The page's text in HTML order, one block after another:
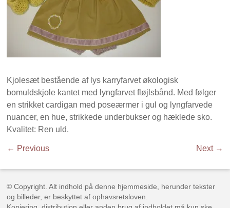
Kjolesæt bestående af lys karryfarvet økologisk
bomuldskjole kantet med lyngfarvet fløjlsbånd. Med følger
en strikket cardigan med poseærmer i gul og lyngfarvede
nuancer, en hue, strikkede underbukser og hæklede sko.
Kvalitet: Ren uld.
← Previous Next →
© Copyright. Alt indhold på denne hjemmeside, herunder tekster
og billeder, er beskyttet af ophavsretsloven.